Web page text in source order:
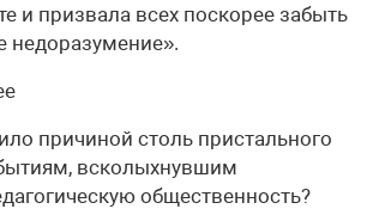
и призвала всех поскорее забыть
недоразумение».
причиной столь пристального
всколыхнувшим
общественность?